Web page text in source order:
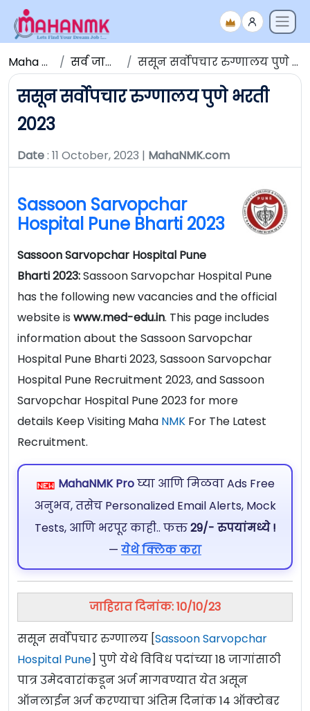
Maha NMK सर्व जाहिराती ससून सर्वोपचार रुग्णालय पुणे भरती 2023
ससून सर्वोपचार रुग्णालय पुणे भरती
2023
Date: 11 October, 2023 | MahaNMK.com
Sassoon Sarvopchar
Hospital Pune Bharti 2023
Sassoon Sarvopchar Hospital Pune
Bharti 2023:Sassoon Sarvopchar Hospital Pune
has the following new vacancies and the official
website is www.med-edu.in. This page includes
information about the Sassoon Sarvopchar
Hospital Pune Bharti 2023, Sassoon Sarvopchar
Hospital Pune Recruitment 2023, and Sassoon
Sarvopchar Hospital Pune 2023 for more
details Keep Visiting Maha NMK For The Latest
Recruitment.
MahaNMK Proघ्या आणि मिळवा Ads Free
अनुभव, तसेच Personalized Email Alerts, Mock
Tests, आणि भरपूर काही.. फक्त29/- रुपयांमध्ये !
— येथे क्लिक करा
जाहिरात दिनांक: 10/10/23
ससून सर्वोपचार रुग्णालय [Sassoon Sarvopchar
Hospital Pune] पुणे येथे विविध पदांच्या 18 जागांसाठी
पात्र उमेदवारांकडून अर्ज मागवण्यात येत असून
ऑनलाईन अर्ज करण्याचा अंतिम दिनांक 14 ऑक्टोबर